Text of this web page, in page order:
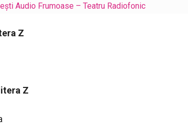
Audio Frumoase – Teatru Radiofonic
Z
Z